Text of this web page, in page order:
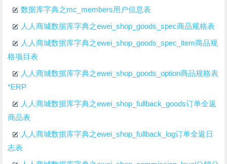
数据库字典之mc_members用户信息表
人人商城数据库字典之ewei_shop_goods_spec商品规格表
人人商城数据库字典之ewei_shop_goods_spec_item商品规
格项目表
人人商城数据库字典之ewei_shop_goods_option商品规格表
*ERP
人人商城数据库字典之ewei_shop_fullback_goods订单全返
商品表
人人商城数据库字典之ewei_shop_fullback_log订单全返日
志表